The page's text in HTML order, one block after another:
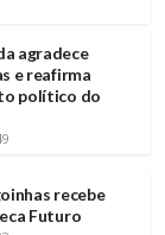
agradece
e reafirma
político do
recebe
Futuro